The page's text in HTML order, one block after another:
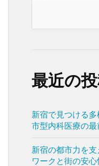
最近の
新宿で見つける
市型内科医療の最
新宿の都市力を
ワークと街の安